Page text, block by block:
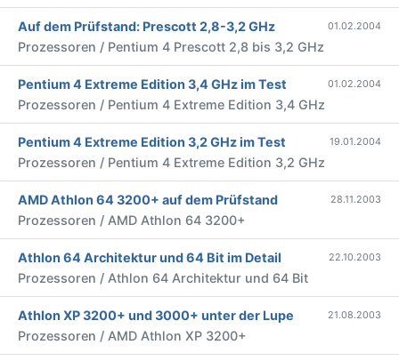
01.02.2004
Auf dem Prüfstand: Prescott 2,8-3,2 GHz
Prozessoren / Pentium 4 Prescott 2,8 bis 3,2 GHz
01.02.2004
Pentium 4 Extreme Edition 3,4 GHz im Test
Prozessoren / Pentium 4 Extreme Edition 3,4 GHz
19.01.2004
Pentium 4 Extreme Edition 3,2 GHz im Test
Prozessoren / Pentium 4 Extreme Edition 3,2 GHz
28.11.2003
AMD Athlon 64 3200+ auf dem Prüfstand
Prozessoren / AMD Athlon 64 3200+
22.10.2003
Athlon 64 Architektur und 64 Bit im Detail
Prozessoren / Athlon 64 Architektur und 64 Bit
21.08.2003
Athlon XP 3200+ und 3000+ unter der Lupe
Prozessoren / AMD Athlon XP 3200+